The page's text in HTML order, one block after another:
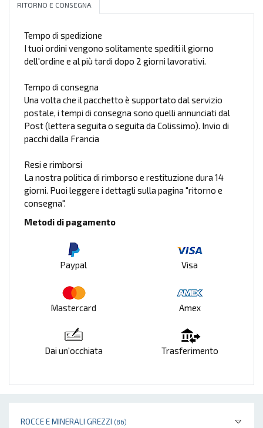
ROCCE E MINERALI GREZZI (86)
RITORNO E CONSEGNA
Tempo di spedizione
I tuoi ordini vengono solitamente spediti il giorno
dell'ordine e al più tardi dopo 2 giorni lavorativi.
Tempo di consegna
Una volta che il pacchetto è supportato dal servizio
postale, i tempi di consegna sono quelli annunciati dal
Post (lettera seguita o seguita da Colissimo). Invio di
pacchi dalla Francia
Resi e rimborsi
La nostra politica di rimborso e restituzione dura 14
giorni. Puoi leggere i dettagli sulla pagina "ritorno e
consegna".
Metodi di pagamento
Paypal Visa
Mastercard Amex
Dai un'occhiata Trasferimento